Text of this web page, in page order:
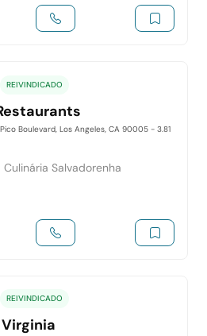
REIVINDICADO
Boulevard, Los Angeles, CA 90005 - 3.81
Salvadorenha
REIVINDICADO